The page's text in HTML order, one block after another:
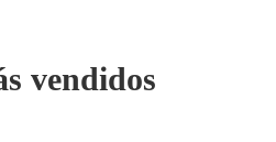
vendidos